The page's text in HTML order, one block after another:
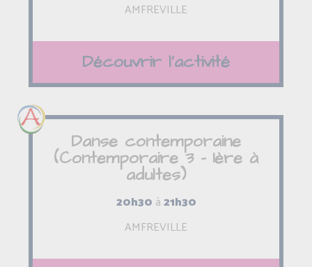
AMFREVILLE
Découvrir l'activité
Danse contemporaine
(Contemporaire 3 - 1ère à
adultes)
20h30 à21h30
AMFREVILLE